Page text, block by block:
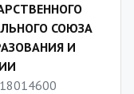
СОЮЗА
И